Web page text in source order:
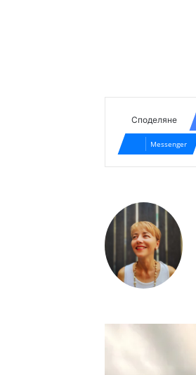
Споделяне
Messenger